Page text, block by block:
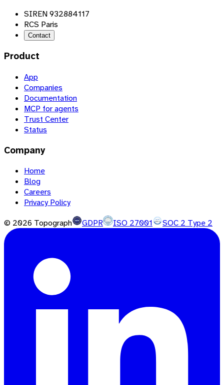
SIREN 932884117
RCS Paris
Contact
Product
App
Companies
Documentation
MCP for agents
Trust Center
Status
Company
Home
Blog
Careers
Privacy Policy
© 2026 Topograph GDPR ISO 27001 SOC 2 Type 2